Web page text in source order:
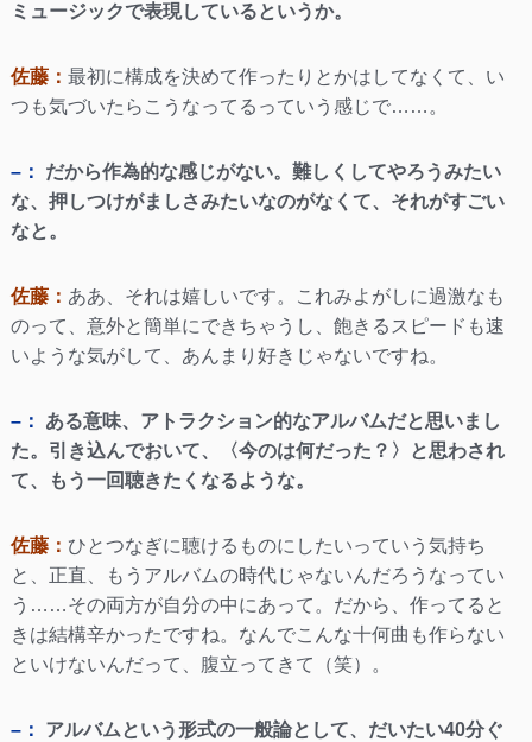
ミュージックで表現しているというか。
佐藤： 最初に構成を決めて作ったりとかはしてなくて、い
つも気づいたらこうなってるっていう感じで……。
–：
だから作為的な感じがない。難しくしてやろうみたい
な、押しつけがましさみたいなのがなくて、それがすごい
なと。
佐藤： ああ、それは嬉しいです。これみよがしに過激なも
のって、意外と簡単にできちゃうし、飽きるスピードも速
いような気がして、あんまり好きじゃないですね。
–：
ある意味、アトラクション的なアルバムだと思いまし
た。引き込んでおいて、〈今のは何だった？〉と思わされ
て、もう一回聴きたくなるような。
佐藤： ひとつなぎに聴けるものにしたいっていう気持ち
と、正直、もうアルバムの時代じゃないんだろうなってい
う……その両方が自分の中にあって。だから、作ってると
きは結構辛かったですね。なんでこんな十何曲も作らない
といけないんだって、腹立ってきて（笑）。
–：
アルバムという形式の一般論として、だいたい40分ぐ